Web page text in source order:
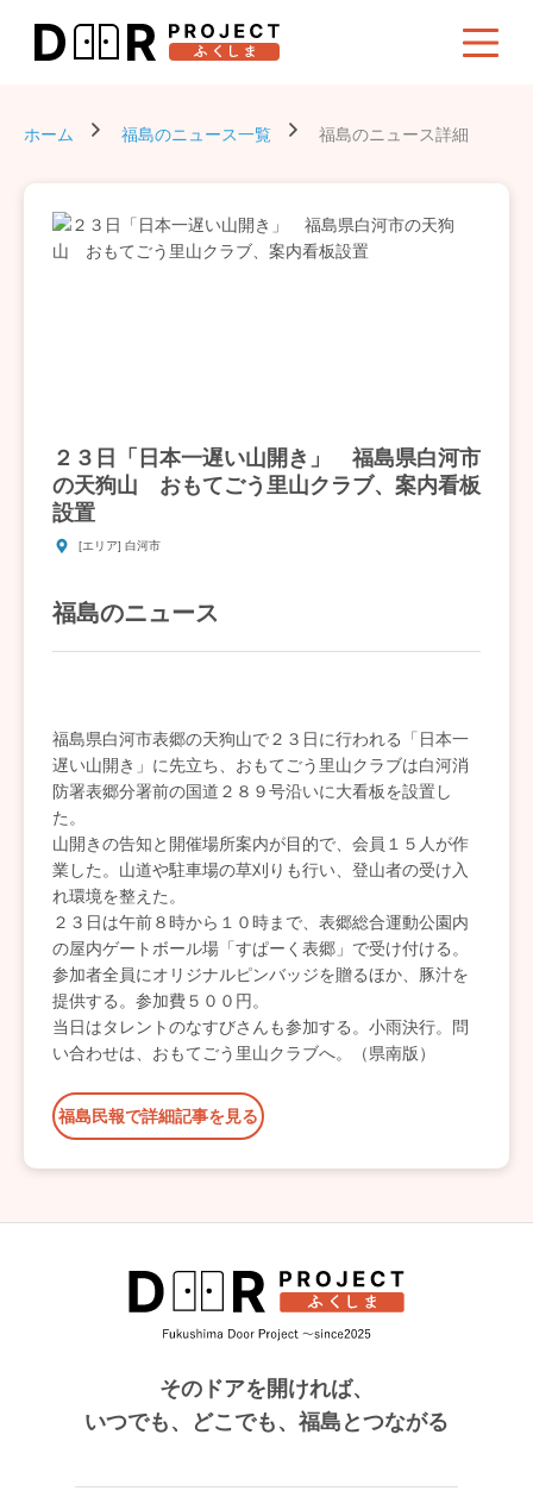
ホーム 福島のニュース一覧 福島のニュース詳細
２３日「日本一遅い山開き」 福島県白河市
の天狗山 おもてごう里山クラブ、案内看板
設置
[エリア] 白河市
福島のニュース
福島県白河市表郷の天狗山で２３日に行われる「日本一
遅い山開き」に先立ち、おもてごう里山クラブは白河消
防署表郷分署前の国道２８９号沿いに大看板を設置し
た。
山開きの告知と開催場所案内が目的で、会員１５人が作
業した。山道や駐車場の草刈りも行い、登山者の受け入
れ環境を整えた。
２３日は午前８時から１０時まで、表郷総合運動公園内
の屋内ゲートボール場「すぱーく表郷」で受け付ける。
参加者全員にオリジナルピンバッジを贈るほか、豚汁を
提供する。参加費５００円。
当日はタレントのなすびさんも参加する。小雨決行。問
い合わせは、おもてごう里山クラブへ。（県南版）
福島民報で詳細記事を見る
そのドアを開ければ、
いつでも、どこでも、福島とつながる